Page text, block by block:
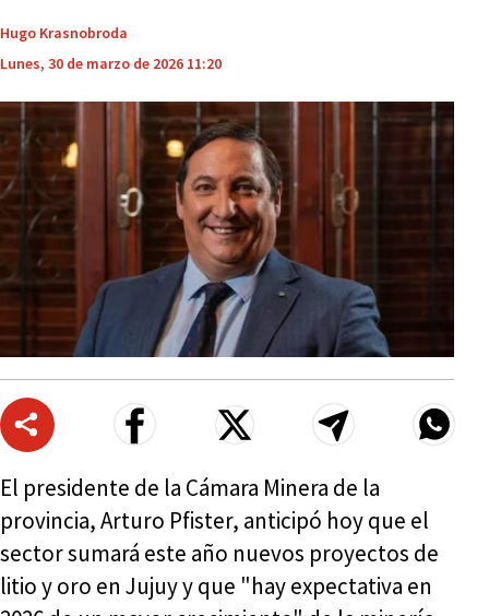
Hugo Krasnobroda
Lunes, 30 de marzo de 2026 11:20
El presidente de la Cámara Minera de la
provincia, Arturo Pfister, anticipó hoy que el
sector sumará este año nuevos proyectos de
litio y oro en Jujuy y que "hay expectativa en